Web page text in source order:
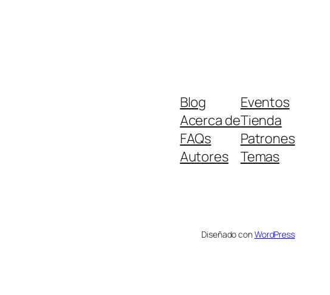
Blog
Acerca de
FAQs
Autores
Eventos
Tienda
Patrones
Temas
Diseñado conWordPress